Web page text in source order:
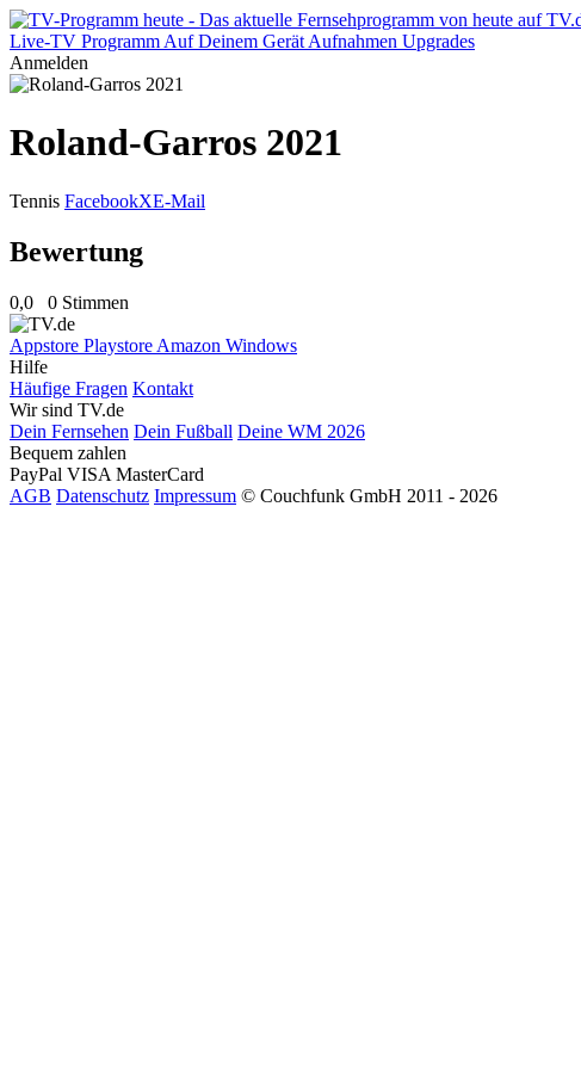
Live-TV Programm Auf Deinem Gerät Aufnahmen Upgrades
Anmelden
Roland-Garros 2021
Tennis FacebookXE-Mail
Bewertung
0,0 0 Stimmen
Appstore Playstore Amazon Windows
Hilfe
Häufige Fragen Kontakt
Wir sind TV.de
Dein Fernsehen Dein Fußball Deine WM 2026
Bequem zahlen
PayPal VISA MasterCard
AGB Datenschutz Impressum © Couchfunk GmbH 2011 - 2026